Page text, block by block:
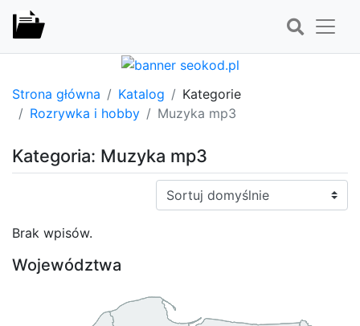
Strona główna Katalog
Kategorie
Rozrywka i hobby
Muzyka mp3
Kategoria: Muzyka mp3
Sortuj:
Brak wpisów.
Województwa